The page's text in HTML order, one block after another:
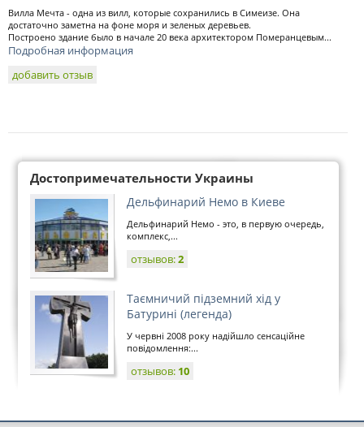
Вилла Мечта - одна из вилл, которые сохранились в Симеизе. Она
достаточно заметна на фоне моря и зеленых деревьев.
Построено здание было в начале 20 века архитектором Померанцевым...
Подробная информация
добавить отзыв
Достопримечательности Украины
Дельфинарий Немо в Киеве
Дельфинарий Немо - это, в первую очередь,
комплекс,...
отзывов:2
Таємничий підземний хід у
Батурині (легенда)
У червні 2008 року надійшло сенсаційне
повідомлення:...
отзывов: 10